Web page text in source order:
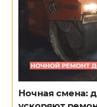
Ночная смена: